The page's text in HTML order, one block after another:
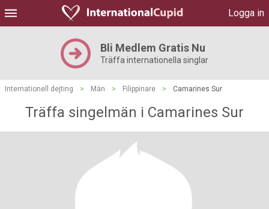
Logga in
Bli Medlem Gratis Nu
Träffa internationella singlar
Internationell dejting > Män > Filippinare > Camarines Sur
Träffa singelmän i Camarines Sur